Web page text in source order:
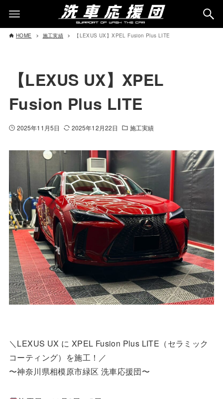
HOME 施工実績 【LEXUS UX】XPEL Fusion Plus LITE
【LEXUS UX】XPEL
Fusion Plus LITE
2025年11月5日 2025年12月22日 施工実績
＼LEXUS UX に XPEL Fusion Plus LITE（セラミック
コーティング）を施工！／
〜神奈川県相模原市緑区 洗車応援団〜